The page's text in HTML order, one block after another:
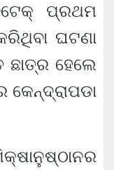
ପ୍ରଥମ
ଘଟଣା
ହେଲେ